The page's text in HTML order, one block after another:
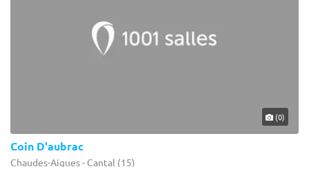
(0)
Coin D'aubrac
Chaudes-Aigues - Cantal (15)